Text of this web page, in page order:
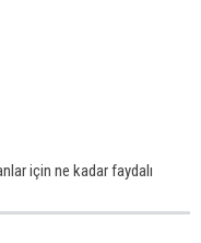
için ne kadar faydalı